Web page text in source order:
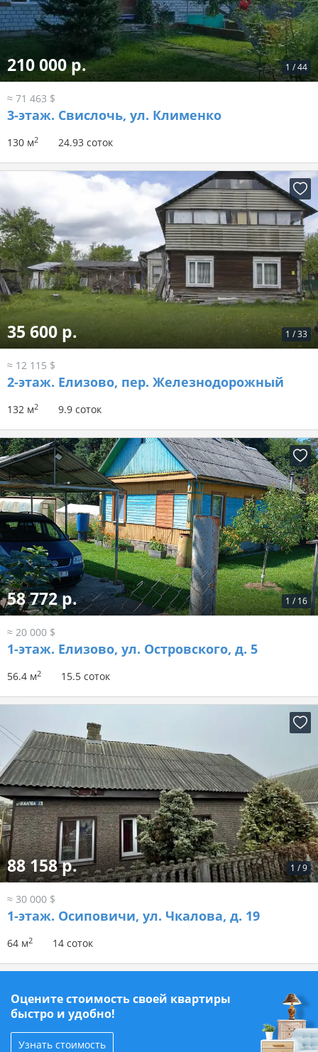
1 /44
210 000 р.
≈ 71 463 $
3-этаж. Свислочь, ул. Клименко
130 м2 24.93 соток
1 /33
35 600 р.
≈ 12 115 $
2-этаж. Елизово, пер. Железнодорожный
132 м2 9.9 соток
1 / 16
58 772 р.
≈ 20 000 $
1-этаж. Елизово, ул. Островского, д. 5
56.4 м2 15.5 соток
1 /9
88 158 р.
≈ 30 000 $
1-этаж. Осиповичи, ул. Чкалова, д. 19
64 м2 14 соток
Оцените стоимость своей квартиры
быстро и удобно!
Узнать стоимость